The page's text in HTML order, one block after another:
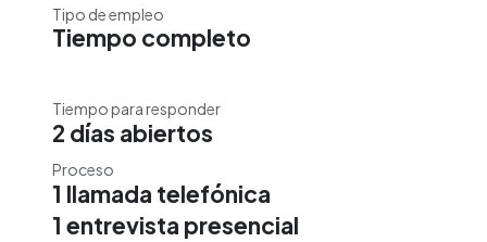
Tipo de empleo
Tiempo completo
Tiempo para responder
2 días abiertos
Proceso
1 llamada telefónica
1 entrevista presencial